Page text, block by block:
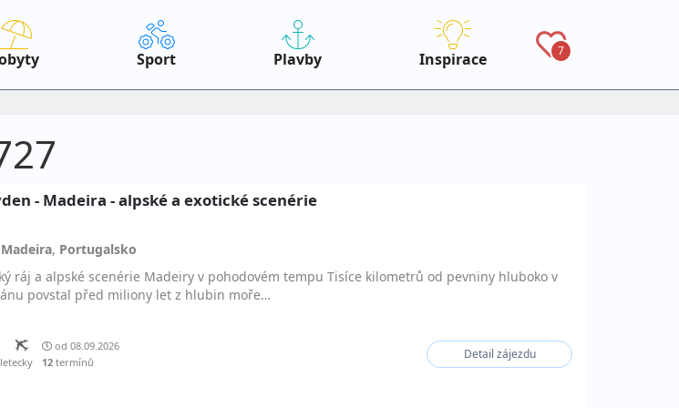
Sport Plavby Inspirace 7
- Madeira - alpské a exotické scenérie
Madeira, Portugalsko
ráj a alpské scenérie Madeiry v pohodovém tempu Tisíce kilometrů od pevniny hluboko v
povstal před miliony let z hlubin moře…
letecky
od 08.09.2026
12 termínů
Detail zájezdu